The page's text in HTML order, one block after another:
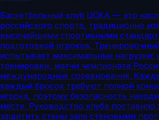
Баскетбольный клуб ЦСКА — это
российского спорта, традиционно
высочайшими спортивными
подготовкой игроков.
испытывает максимальные нагрузки:
тренировки, матчи чемпионата
международные соревнования.
каждый бросок требуют полной
игрока, поэтому безопасность
месте. Руководство клуба поставило
защитить стены зала стеновыми